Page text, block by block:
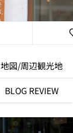
地図/周辺観光地
BLOG REVIEW